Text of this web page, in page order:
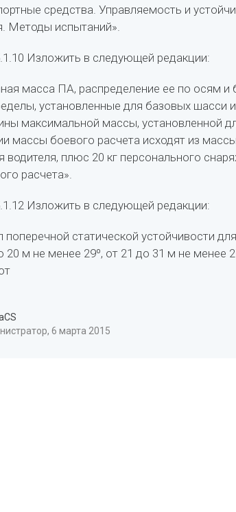
средства. Управляемость и
Методы испытаний».
Изложить в следующей редакции:
масса ПА, распределение ее по осям
установленные для базовых шасси
максимальной массы, установленной
массы боевого расчета исходят из
водителя, плюс 20 кг персонального
расчета».
Изложить в следующей редакции:
поперечной статической устойчивости
м не менее 29º, от 21 до 31 м не менее
6 марта 2015